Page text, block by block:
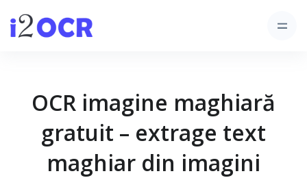
OCR imagine maghiară
gratuit – extrage text
maghiar din imagini